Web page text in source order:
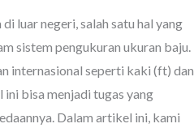
luar negeri, salah satu hal yang
sistem pengukuran ukuran baju.
internasional seperti kaki (ft) dan
bisa menjadi tugas yang
Dalam artikel ini, kami